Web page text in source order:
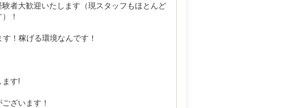
者大歓迎いたします（現スタッフもほとんど
！
！稼げる環境なんです！
ます!
ざいます！